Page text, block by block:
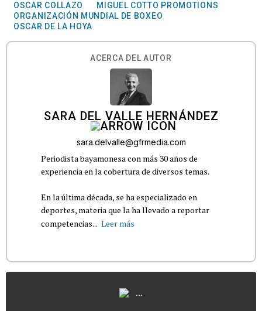
OSCAR COLLAZO
MIGUEL COTTO PROMOTIONS
ORGANIZACIÓN MUNDIAL DE BOXEO
OSCAR DE LA HOYA
ACERCA DEL AUTOR
SARA DEL VALLE HERNÁNDEZ
sara.delvalle@gfrmedia.com
Periodista bayamonesa con más 30 años de
experiencia en la cobertura de diversos temas.
En la última década, se ha especializado en
deportes, materia que la ha llevado a reportar
competencias... Leer más
...